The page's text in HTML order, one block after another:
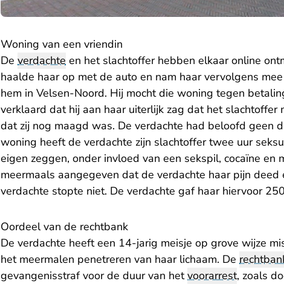
Woning van een vriendin
De verdachte en het slachtoffer hebben elkaar online
haalde haar op met de auto en nam haar vervolgens
hem in Velsen-Noord. Hij mocht die woning tegen
verklaard dat hij aan haar uiterlijk zag dat het slachtoffer
dat zij nog maagd was. De verdachte had beloofd geen
woning heeft de verdachte zijn slachtoffer twee uur
eigen zeggen, onder invloed van een sekspil, cocaïne en
meermaals aangegeven dat de verdachte haar pijn
verdachte stopte niet. De verdachte gaf haar hiervoor
Oordeel van de rechtbank
De verdachte heeft een 14-jarig meisje op grove wijze
het meermalen penetreren van haar lichaam. De
gevangenisstraf voor de duur van hetvoorarrest, zoals